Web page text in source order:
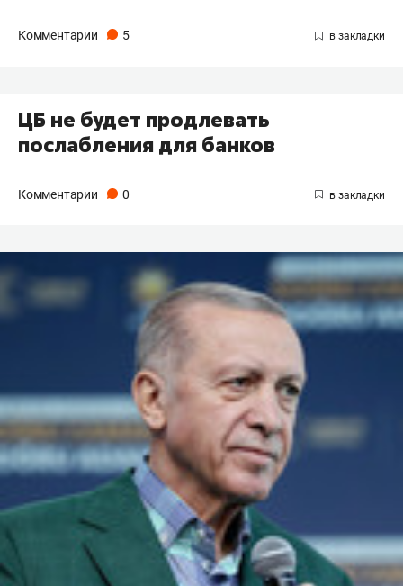
Комментарии 5
ЦБ не будет продлевать
послабления для банков
Комментарии 0